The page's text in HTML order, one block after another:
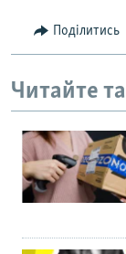
Поділитись
Читайте